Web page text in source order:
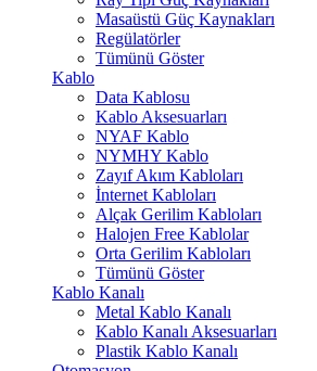
Masaüstü Güç Kaynakları
Regülatörler
Tümünü Göster
Kablo
Data Kablosu
Kablo Aksesuarları
NYAF Kablo
NYMHY Kablo
Zayıf Akım Kabloları
İnternet Kabloları
Alçak Gerilim Kabloları
Halojen Free Kablolar
Orta Gerilim Kabloları
Tümünü Göster
Kablo Kanalı
Metal Kablo Kanalı
Kablo Kanalı Aksesuarları
Plastik Kablo Kanalı